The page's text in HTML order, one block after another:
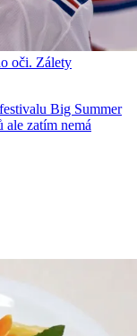
oči. Zálety
Big Summer
ale zatím nemá